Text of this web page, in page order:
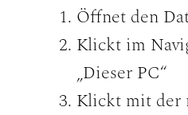
Öffnet den
Klickt im
„Dieser PC“
Klickt mit der